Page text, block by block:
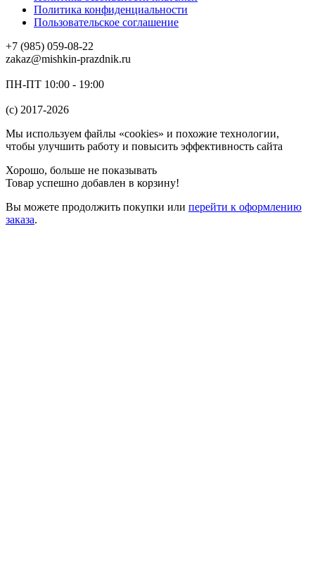
Политика конфиденциальности
Пользовательское соглашение
+7 (985) 059-08-22
zakaz@mishkin-prazdnik.ru
ПН-ПТ 10:00 - 19:00
(c) 2017-2026
Мы используем файлы «cookies» и похожие технологии,
чтобы улучшить работу и повысить эффективность сайта
Хорошо, больше не показывать
Товар успешно добавлен в корзину!
Вы можете продолжить покупки или перейти к оформлению
заказа.